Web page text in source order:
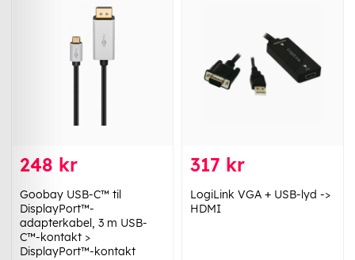
248 kr
Goobay USB-C™ til
DisplayPort™-
adapterkabel, 3 m USB-
C™-kontakt >
DisplayPort™-kontakt
317 kr
LogiLink VGA + USB-lyd ->
HDMI